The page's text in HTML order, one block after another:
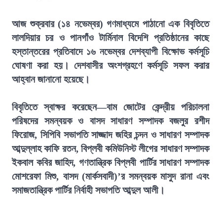
আজ শুক্রবার (১৪ নভেম্বর) গণমাধ্যমে পাঠানো এক বিবৃতিতে
লালদিয়ার চর ও পানগাঁও টার্মিনাল বিদেশি প্রতিষ্ঠানের কাছে
হস্তান্তরের প্রতিবাদে ১৬ নভেম্বর দেশব্যাপী বিক্ষোভ কর্মসূচি
ঘোষণা করা হয়। দেশবাসীর অংশগ্রহণে কর্মসূচি সফল করার
আহ্বান জানানো হয়েছে।
বিবৃতিতে স্বাক্ষর করেছেন—বাম জোটের কেন্দ্রীয় পরিচালনা
পরিষদের সমন্বয়ক ও বাসদ সাধারণ সম্পাদক বজলুর রশীদ
ফিরোজ, সিপিবি সভাপতি সাজ্জাদ জহির চন্দন ও সাধারণ সম্পাদক
আব্দুল্লাহ কাফি রতন, বিপ্লবী কমিউনিস্ট লীগের সাধারণ সম্পাদক
ইকবাল কবির জাহিদ, গণতান্ত্রিক বিপ্লবী পার্টির সাধারণ সম্পাদক
মোশরেফা মিশু, বাসদ (মার্কসবাদী)’র সমন্বয়ক মাসুদ রানা এবং
সমাজতান্ত্রিক পার্টির নির্বাহী সভাপতি আব্দুল আলী।